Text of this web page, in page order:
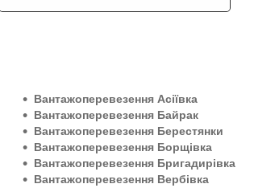
Вантажоперевезення Асіївка
Вантажоперевезення Байрак
Вантажоперевезення Берестянки
Вантажоперевезення Борщівка
Вантажоперевезення Бригадирівка
Вантажоперевезення Вербівка